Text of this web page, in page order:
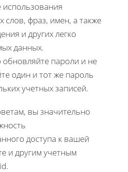
использования
слов, фраз, имен, а также
и других легко
данных.
обновляйте пароли и не
один и тот же пароль
учетных записей.
вы значительно
доступа к вашей
и другим учетным